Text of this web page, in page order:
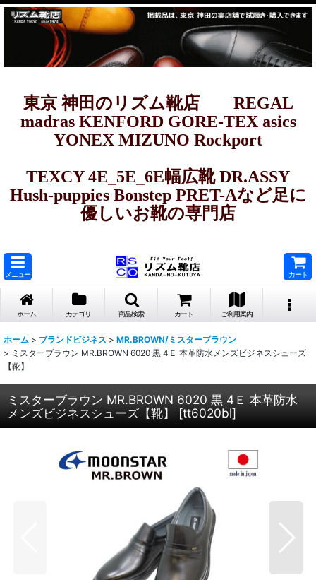
東京 神田のリズム靴店 REGAL
madras KENFORD GORE-TEX asics
YONEX MIZUNO Rockport
TEXCY 4E_5E_6E幅広靴 DR.ASSY
Hush-puppies Bonstep PRET-Aなど足に
優しいお靴の専門店
メニュー カート
ホーム カテゴリ 商品検索 カート ご利用案内
ホーム > ブランドビジネス > MR.BROWN/ミスターブラウン
> ミスターブラウン MR.BROWN 6020 黒 4Ｅ 本革防水メンズビジネスシューズ
【靴】
ミスターブラウン MR.BROWN 6020 黒 4Ｅ 本革防水
メンズビジネスシューズ【靴】
[tt6020bl]